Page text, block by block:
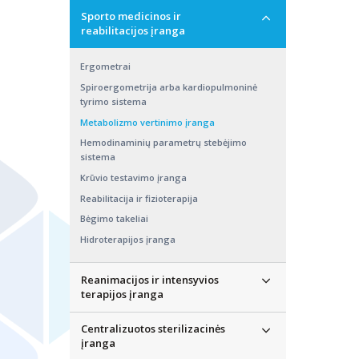
monitoriai
Operacininiai stalai
Raumenų relaksacijos vertinimo įranga
Anestetinių dujų garintuvai
Vakuumo atsiurbėjai
Deguonies drėkintuvai
DPV aparatai
Elektriniai ir kompresiniai turniketai
Neurochirurginiai dopleriai
Neurochirurginiai instrumentai
Chirurginiai instrumentai
Neurochirurginiai klipsai
Elektrokardiografai
Ramybės elektrokardiografai
Ilgalaikio monitoravimo sistemos
Veloergometrai
Spiroergometrija arba kardiopulmoninė
tyrimo sistema
Bevielės diagnostikos įranga
Sporto medicinos ir
reabilitacijos įranga
Ergometrai
Spiroergometrija arba kardiopulmoninė
tyrimo sistema
Metabolizmo vertinimo įranga
Hemodinaminių parametrų stebėjimo
sistema
Krūvio testavimo įranga
Reabilitacija ir fizioterapija
Bėgimo takeliai
Hidroterapijos įranga
Reanimacijos ir intensyvios
terapijos įranga
Dirbtinės plaučių ventiliacijos prietaisai
Drėkintuvai - šildytuvai
Centralizuotos sterilizacinės
įranga